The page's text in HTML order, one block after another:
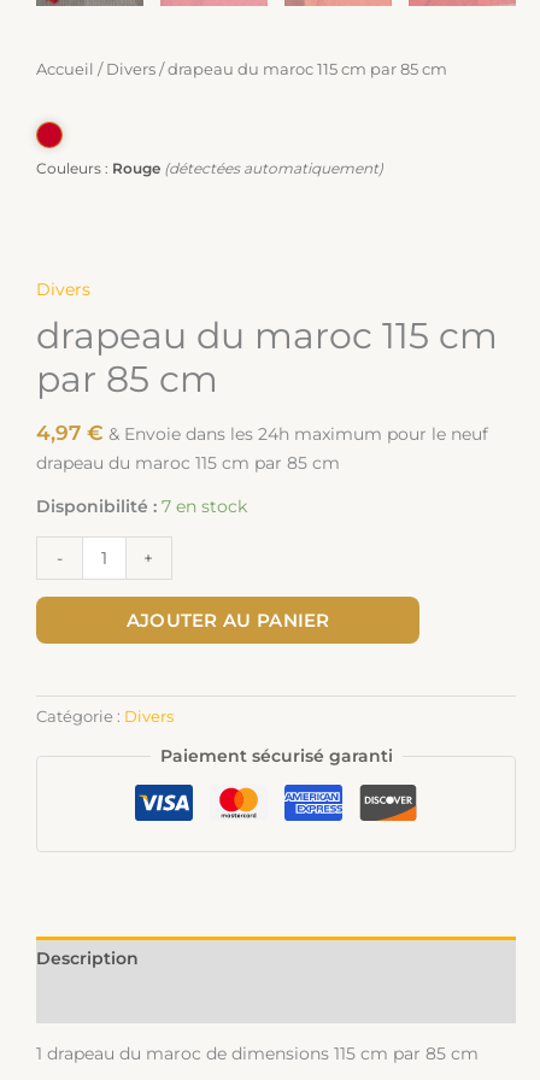
Accueil / Divers / drapeau du maroc 115 cm par 85 cm
Couleurs : Rouge (détectées automatiquement)
Divers
drapeau du maroc 115 cm
par 85 cm
4,97 € & Envoie dans les 24h maximum pour le neuf
drapeau du maroc 115 cm par 85 cm
Disponibilité : 7 en stock
- +
AJOUTER AU PANIER
Catégorie : Divers
Paiement sécurisé garanti
Description
1 drapeau du maroc de dimensions 115 cm par 85 cm